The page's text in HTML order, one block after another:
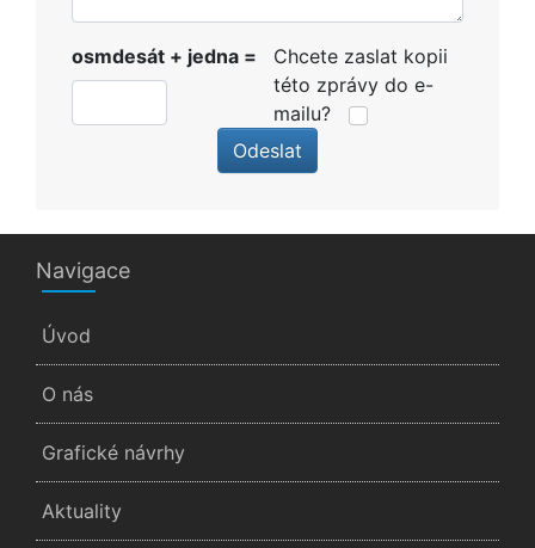
osmdesát + jedna =
Chcete zaslat kopii
této zprávy do e-
mailu?
Odeslat
Navigace
Úvod
O nás
Grafické návrhy
Aktuality